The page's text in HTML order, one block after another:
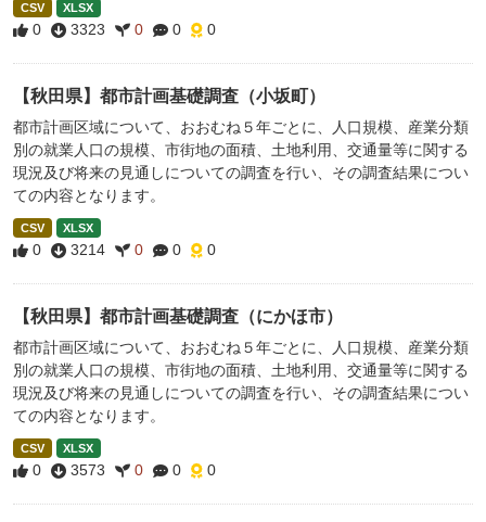
CSV XLSX
0 3323 0 0 0
【秋田県】都市計画基礎調査（小坂町）
都市計画区域について、おおむね５年ごとに、人口規模、産業分類
別の就業人口の規模、市街地の面積、土地利用、交通量等に関する
現況及び将来の見通しについての調査を行い、その調査結果につい
ての内容となります。
CSV XLSX
0 3214 0 0 0
【秋田県】都市計画基礎調査（にかほ市）
都市計画区域について、おおむね５年ごとに、人口規模、産業分類
別の就業人口の規模、市街地の面積、土地利用、交通量等に関する
現況及び将来の見通しについての調査を行い、その調査結果につい
ての内容となります。
CSV XLSX
0 3573 0 0 0